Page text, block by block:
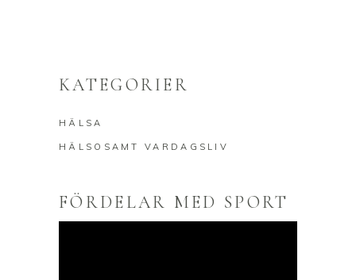
KATEGORIER
HÄLSA
HÄLSOSAMT VARDAGSLIV
FÖRDELAR MED SPORT